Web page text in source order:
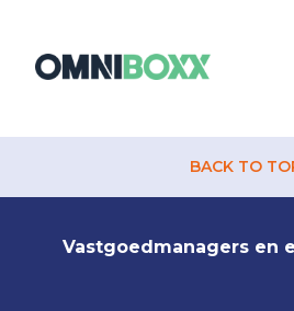
BACK TO
Vastgoedmanagers en